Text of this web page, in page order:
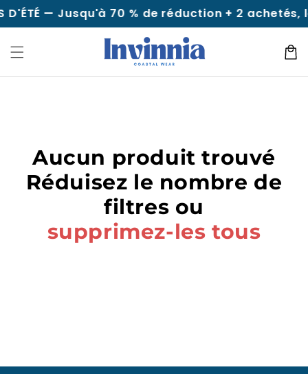
Aller au
contenu
D'ÉTÉ — Jusqu'à 70 % de réduction + 2
Panier
Aucun produit trouvé
Réduisez le nombre de
filtres ou
supprimez-les tous